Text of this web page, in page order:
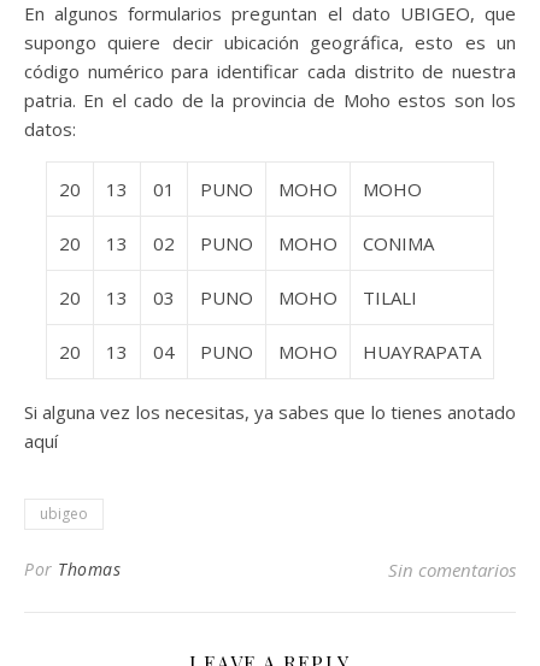
En algunos formularios preguntan el dato UBIGEO, que
supongo quiere decir ubicación geográfica, esto es un
código numérico para identificar cada distrito de nuestra
patria. En el cado de la provincia de Moho estos son los
datos:
20 13 01 PUNO MOHO MOHO
20 13 02 PUNO MOHO CONIMA
20 13 03 PUNO MOHO TILALI
20 13 04 PUNO MOHO HUAYRAPATA
Si alguna vez los necesitas, ya sabes que lo tienes anotado
aquí
ubigeo
Por Thomas Sin comentarios